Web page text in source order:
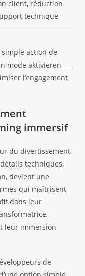
client, réduction
technique
action de
mode aktivieren —
l’engagement
immersif
du divertissement
techniques,
devient une
qui maîtrisent
dans leur
leur immersion
de